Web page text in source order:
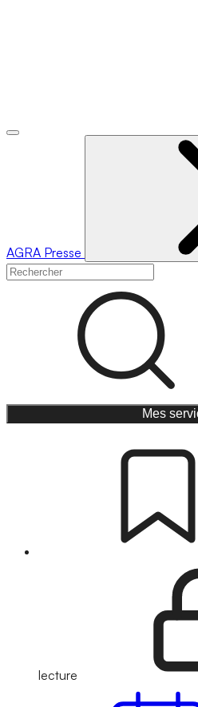
AGRA Presse
Mes
lecture